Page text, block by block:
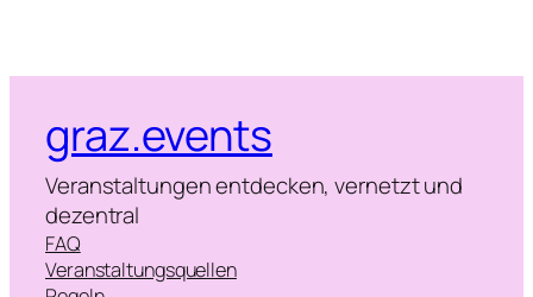
graz.events
Veranstaltungen entdecken, vernetzt und
dezentral
FAQ
Veranstaltungsquellen